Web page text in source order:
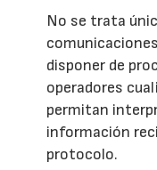
No se trata
disponer de
operadores
permitan
información
protocolo.